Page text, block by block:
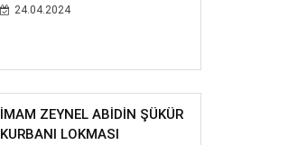
24.04.2024
İMAM ZEYNEL ABİDİN ŞÜKÜR
KURBANI LOKMASI